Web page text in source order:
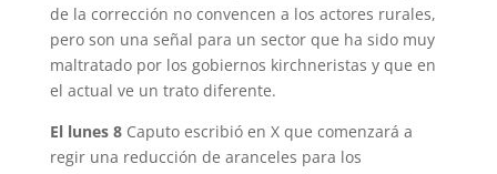
de la corrección no convencen a los actores rurales,
pero son una señal para un sector que ha sido muy
maltratado por los gobiernos kirchneristas y que en
el actual ve un trato diferente.
El lunes 8Caputo escribió en X que comenzará a
regir una reducción de aranceles para los